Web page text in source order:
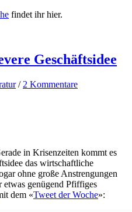
findet ihr hier.
Geschäftsidee
/ 2 Kommentare
in Krisenzeiten kommt es
das wirtschaftliche
ohne große Anstrengungen
etwas genügend Pfiffiges
dem «Tweet der Woche»: